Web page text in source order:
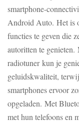
smartphone-
Android Auto. Het is
functies te geven die
autoritten te
radiotuner kun je
geluidskwaliteit,
smartphones ervoor
opgeladen. Met
met hun telefoons en